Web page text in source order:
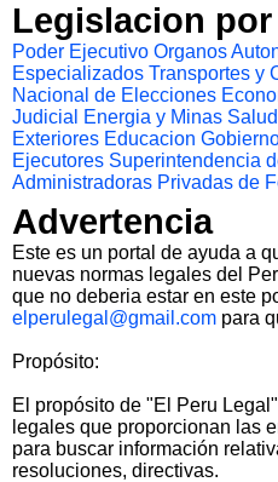
Legislacion
Poder Ejecutivo Organos
Especializados Transportes y
Nacional de Elecciones
Judicial
Energia y Minas Salud
Exteriores Educacion
Ejecutores Superintendencia
Administradoras Privadas de
Advertencia
Este es un portal de ayuda a
nuevas normas legales del
que no deberia estar en este
elperulegal@gmail.com para
Propósito:
El propósito de "El Peru
legales que proporcionan las
para buscar información
resoluciones, directivas.